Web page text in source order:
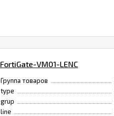
FortiGate-VM01-LENC
Группа товаров
type
grup
line